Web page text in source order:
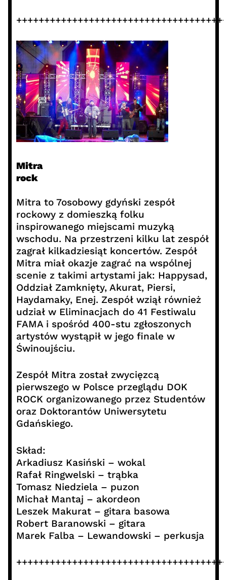
Mitra
rock
Mitra to 7osobowy gdyński zespół
rockowy z domieszką folku
inspirowanego miejscami muzyką
wschodu. Na przestrzeni kilku lat zespół
zagrał kilkadziesiąt koncertów. Zespół
Mitra miał okazje zagrać na wspólnej
scenie z takimi artystami jak: Happysad,
Oddział Zamknięty, Akurat, Piersi,
Haydamaky, Enej. Zespół wziął również
udział w Eliminacjach do 41 Festiwalu
FAMA i spośród 400-stu zgłoszonych
artystów wystąpił w jego finale w
Świnoujściu.
Zespół Mitra został zwycięzcą
pierwszego w Polsce przeglądu DOK
ROCK organizowanego przez Studentów
oraz Doktorantów Uniwersytetu
Gdańskiego.
Skład:
Arkadiusz Kasiński – wokal
Rafał Ringwelski – trąbka
Tomasz Niedziela – puzon
Michał Mantaj – akordeon
Leszek Makurat – gitara basowa
Robert Baranowski – gitara
Marek Falba – Lewandowski – perkusja